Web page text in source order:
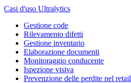
Casi d'uso Ultralytics
Gestione code
Rilevamento difetti
Gestione inventario
Elaborazione documenti
Monitoraggio conducente
Ispezione visiva
Prevenzione delle perdite nel retail